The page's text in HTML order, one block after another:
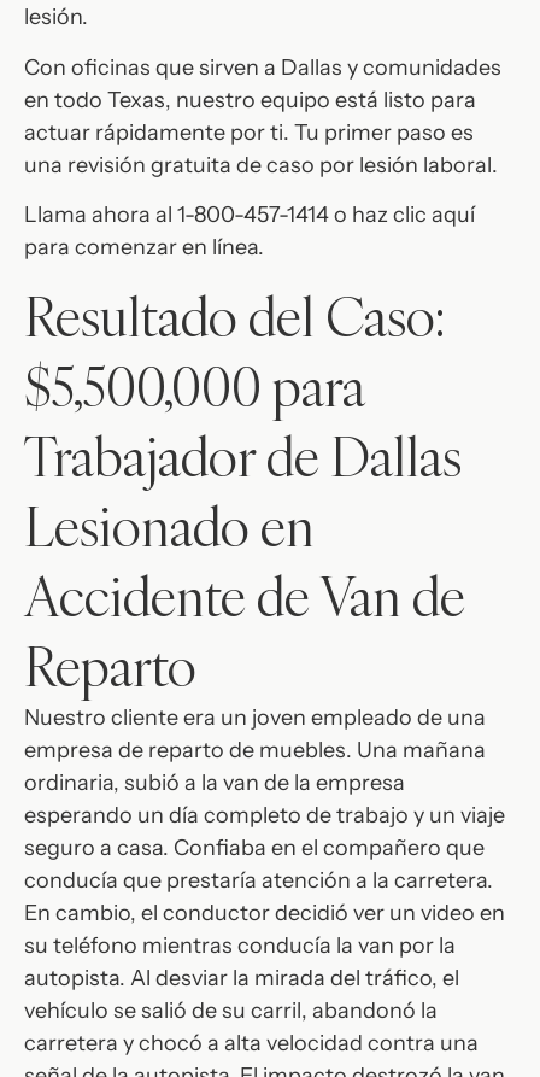
lesión.
Con oficinas que sirven a Dallas y comunidades
en todo Texas, nuestro equipo está listo para
actuar rápidamente por ti. Tu primer paso es
una revisión gratuita de caso por lesión laboral.
Llama ahora al 1-800-457-1414 o haz clic aquí
para comenzar en línea.
Resultado del Caso:
$5,500,000 para
Trabajador de Dallas
Lesionado en
Accidente de Van de
Reparto
Nuestro cliente era un joven empleado de una
empresa de reparto de muebles. Una mañana
ordinaria, subió a la van de la empresa
esperando un día completo de trabajo y un viaje
seguro a casa. Confiaba en el compañero que
conducía que prestaría atención a la carretera.
En cambio, el conductor decidió ver un video en
su teléfono mientras conducía la van por la
autopista. Al desviar la mirada del tráfico, el
vehículo se salió de su carril, abandonó la
carretera y chocó a alta velocidad contra una